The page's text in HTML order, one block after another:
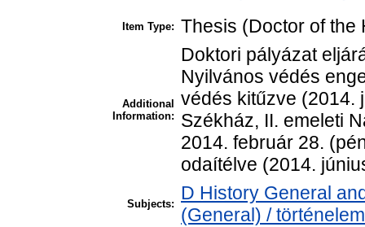
Item Type: Thesis (Doctor of the
Additional
Information:
Doktori pályázat
Nyilvános védés
védés kitűzve (2014.
Székház, II. emeleti
2014. február 28.
odaítélve (2014.
Subjects:
D History General
(General) /